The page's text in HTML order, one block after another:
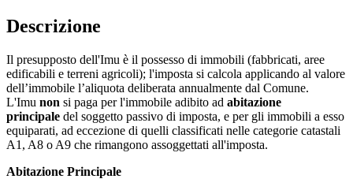
Descrizione
Il presupposto dell'Imu è il possesso di immobili (fabbricati, aree
edificabili e terreni agricoli); l'imposta si calcola applicando al valore
dell’immobile l’aliquota deliberata annualmente dal Comune.
L'Imu non si paga per l'immobile adibito ad abitazione
principale del soggetto passivo di imposta, e per gli immobili a esso
equiparati, ad eccezione di quelli classificati nelle categorie catastali
A1, A8 o A9 che rimangono assoggettati all'imposta.
Abitazione Principale